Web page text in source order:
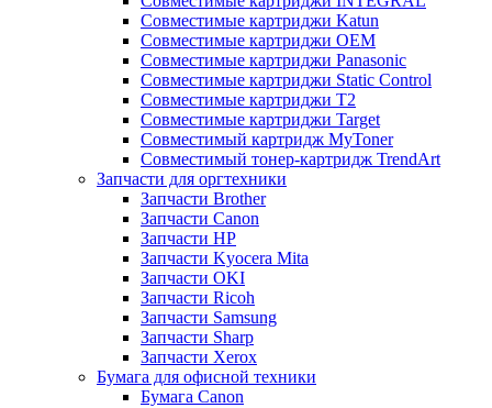
Совместимые картриджи Katun
Совместимые картриджи OEM
Совместимые картриджи Panasonic
Совместимые картриджи Static Control
Совместимые картриджи T2
Совместимые картриджи Target
Совместимый картридж MyToner
Совместимый тонер-картридж TrendArt
Запчасти для оргтехники
Запчасти Brother
Запчасти Canon
Запчасти HP
Запчасти Kyocera Mita
Запчасти OKI
Запчасти Ricoh
Запчасти Samsung
Запчасти Sharp
Запчасти Xerox
Бумага для офисной техники
Бумага Canon